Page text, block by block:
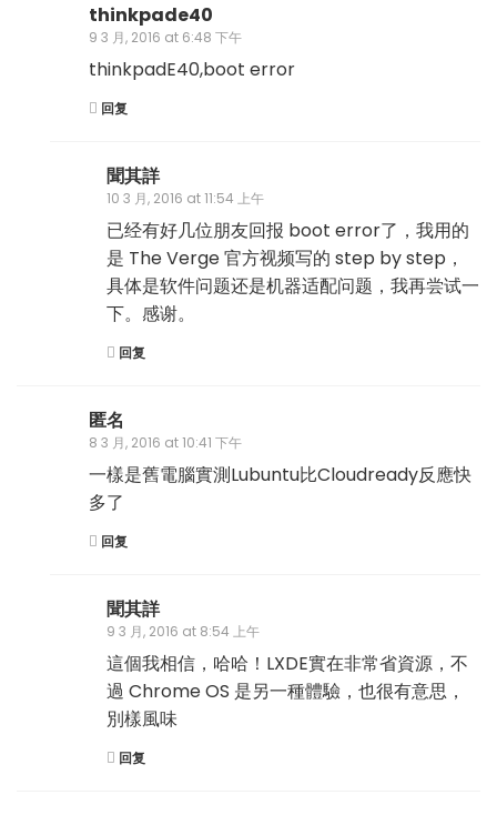
thinkpade40
9 3 月, 2016 at 6:48 下午
thinkpadE40,boot error
回复
聞其詳
10 3 月, 2016 at 11:54 上午
已经有好几位朋友回报 boot error了，我用的
是 The Verge 官方视频写的 step by step，
具体是软件问题还是机器适配问题，我再尝试一
下。感谢。
回复
匿名
8 3 月, 2016 at 10:41 下午
一樣是舊電腦實測Lubuntu比Cloudready反應快
多了
回复
聞其詳
9 3 月, 2016 at 8:54 上午
這個我相信，哈哈！LXDE實在非常省資源，不
過 Chrome OS 是另一種體驗，也很有意思，
別樣風味
回复